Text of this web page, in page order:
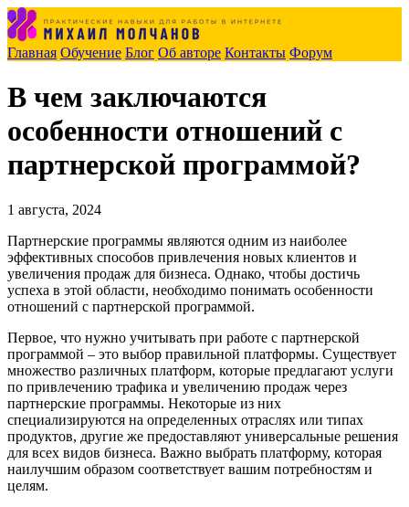
Главная Обучение Блог Об авторе Контакты Форум
В чем заключаются
особенности отношений с
партнерской программой?
1 августа, 2024
Партнерские программы являются одним из наиболее
эффективных способов привлечения новых клиентов и
увеличения продаж для бизнеса. Однако, чтобы достичь
успеха в этой области, необходимо понимать особенности
отношений с партнерской программой.
Первое, что нужно учитывать при работе с партнерской
программой – это выбор правильной платформы. Существует
множество различных платформ, которые предлагают услуги
по привлечению трафика и увеличению продаж через
партнерские программы. Некоторые из них
специализируются на определенных отраслях или типах
продуктов, другие же предоставляют универсальные решения
для всех видов бизнеса. Важно выбрать платформу, которая
наилучшим образом соответствует вашим потребностям и
целям.